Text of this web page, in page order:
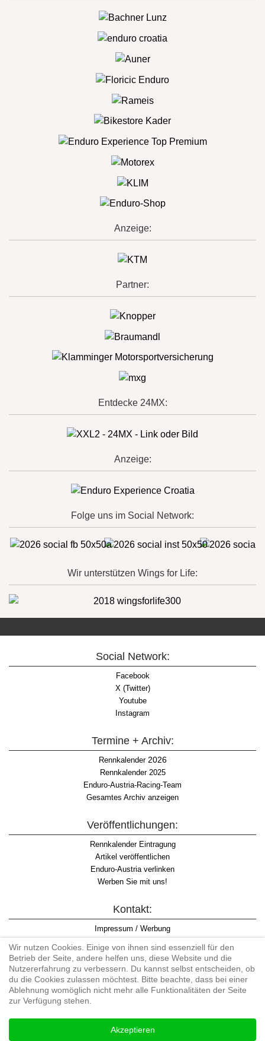
Anzeige:
Partner:
Entdecke 24MX:
Anzeige:
Folge uns im Social Network:
Wir unterstützen Wings for Life:
Social Network:
Facebook
X (Twitter)
Youtube
Instagram
Termine + Archiv:
Rennkalender2026
Rennkalender 2025
Enduro-Austria-Racing-Team
Gesamtes Archiv anzeigen
Veröffentlichungen:
Rennkalender Eintragung
Artikel veröffentlichen
Enduro-Austria verlinken
Werben Sie mit uns!
Kontakt:
Impressum / Werbung
Datenschutzinformation
Informationspflicht WKO
AGB
#enduroaustria, #wirlebenenduro #enduroaustriaracingteam
Wir nutzen Cookies. Einige von ihnen sind essenziell für den
Betrieb der Seite, andere helfen uns, diese Website und die
Nutzererfahrung zu verbessern. Du kannst selbst entscheiden, ob
du die Cookies zulassen möchtest. Bitte beachte, dass bei einer
Ablehnung womöglich nicht mehr alle Funktionalitäten der Seite
zur Verfügung stehen.
Akzeptieren